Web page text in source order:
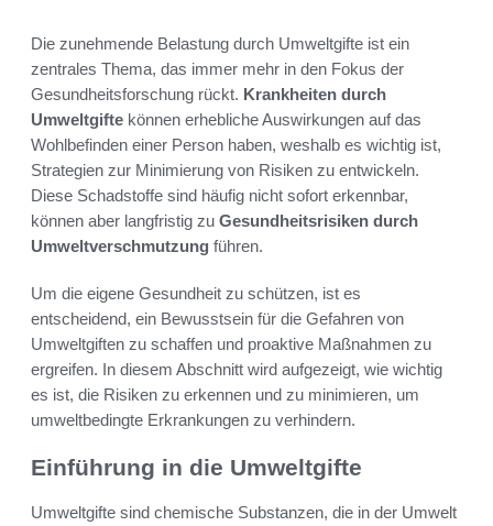
Die zunehmende Belastung durch Umweltgifte ist ein
zentrales Thema, das immer mehr in den Fokus der
Gesundheitsforschung rückt. Krankheiten durch
Umweltgifte können erhebliche Auswirkungen auf das
Wohlbefinden einer Person haben, weshalb es wichtig ist,
Strategien zur Minimierung von Risiken zu entwickeln.
Diese Schadstoffe sind häufig nicht sofort erkennbar,
können aber langfristig zu Gesundheitsrisiken durch
Umweltverschmutzung führen.
Um die eigene Gesundheit zu schützen, ist es
entscheidend, ein Bewusstsein für die Gefahren von
Umweltgiften zu schaffen und proaktive Maßnahmen zu
ergreifen. In diesem Abschnitt wird aufgezeigt, wie wichtig
es ist, die Risiken zu erkennen und zu minimieren, um
umweltbedingte Erkrankungen zu verhindern.
Einführung in die Umweltgifte
Umweltgifte sind chemische Substanzen, die in der Umwelt